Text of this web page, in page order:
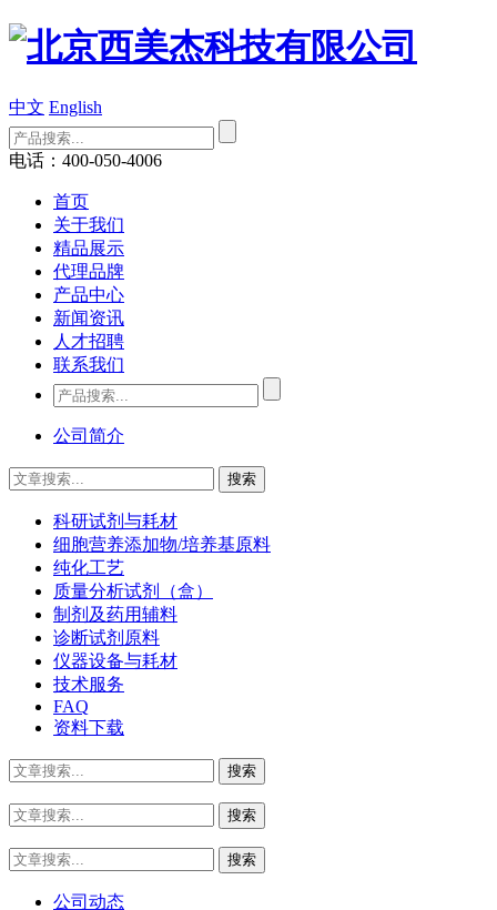
中文 English
电话：400-050-4006
首页
关于我们
精品展示
代理品牌
产品中心
新闻资讯
人才招聘
联系我们
公司简介
科研试剂与耗材
细胞营养添加物/培养基原料
纯化工艺
质量分析试剂（盒）
制剂及药用辅料
诊断试剂原料
仪器设备与耗材
技术服务
FAQ
资料下载
公司动态